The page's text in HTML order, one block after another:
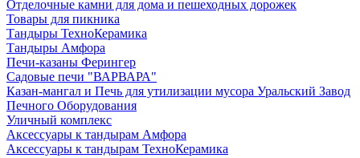
Отделочные камни для дома и пешеходных дорожек
Товары для пикника
Тандыры ТехноКерамика
Тандыры Амфора
Печи-казаны Ферингер
Садовые печи "ВАРВАРА"
Казан-мангал и Печь для утилизации мусора Уральский Завод
Печного Оборудования
Уличный комплекс
Аксессуары к тандырам Амфора
Аксессуары к тандырам ТехноКерамика